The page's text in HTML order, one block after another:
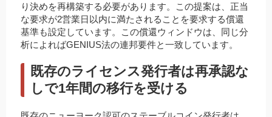
り決めを再構築する必要があります。この提案は、正当
な要求が2営業日以内に満たされることを要求する償還
基準も設定しています。この償還ウィンドウは、同じ分
析によればGENIUS法の連邦要件と一致しています。
既存のライセンス発行者は再承認な
しで1年間の移行を受ける